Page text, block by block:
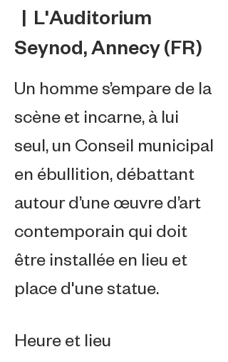
  |
L'Auditorium
Seynod, Annecy (FR)
Un homme s’empare de la
scène et incarne, à lui
seul, un Conseil municipal
en ébullition, débattant
autour d’une œuvre d’art
contemporain qui doit
être installée en lieu et
place d'une statue.
Heure et lieu